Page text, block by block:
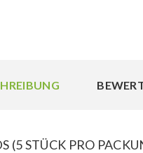
STÜCK PRO